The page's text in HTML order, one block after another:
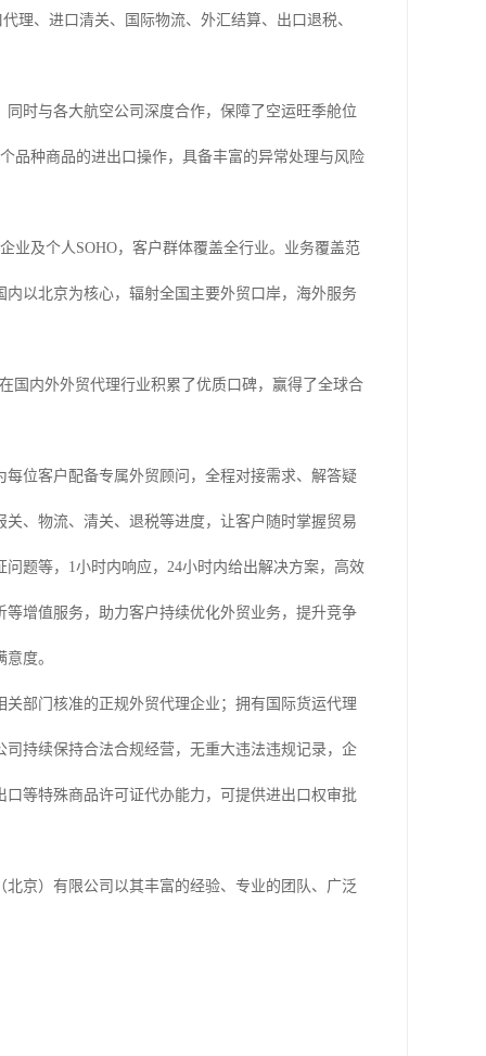
理、进口清关、国际物流、外汇结算、出口退税、
时与各大航空公司深度合作，保障了空运旺季舱位
品种商品的进出口操作，具备丰富的异常处理与风险
业及个人SOHO，客户群体覆盖全行业。业务覆盖范
以北京为核心，辐射全国主要外贸口岸，海外服务
国内外外贸代理行业积累了优质口碑，赢得了全球合
位客户配备专属外贸顾问，全程对接需求、解答疑
、物流、清关、退税等进度，让客户随时掌握贸易
题等，1小时内响应，24小时内给出解决方案，高效
增值服务，助力客户持续优化外贸业务，提升竞争
度。
部门核准的正规外贸代理企业；拥有国际货运代理
持续保持合法合规经营，无重大违法违规记录，企
等特殊商品许可证代办能力，可提供进出口权审批
京）有限公司以其丰富的经验、专业的团队、广泛